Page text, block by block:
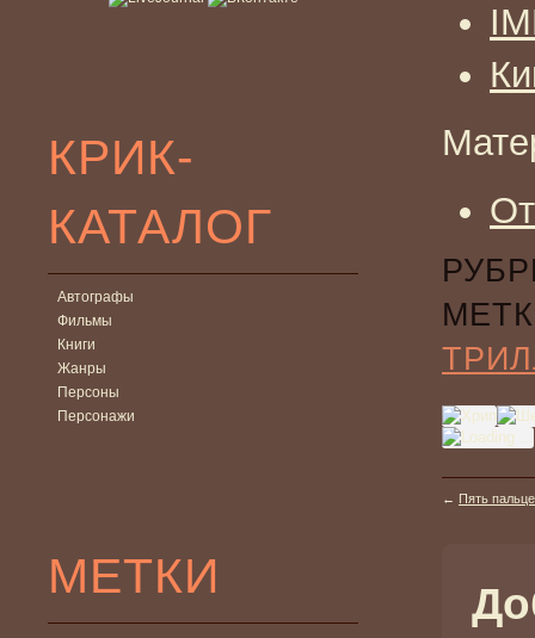
КРИК-
КАТАЛОГ
Автографы
Фильмы
Книги
Жанры
Персоны
Персонажи
МЕТКИ
← Пять